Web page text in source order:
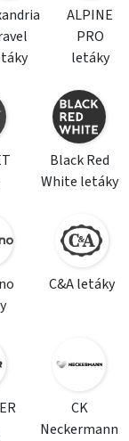
ALPINE
PRO
letáky
Black Red
White letáky
C&A letáky
CK
Neckermann